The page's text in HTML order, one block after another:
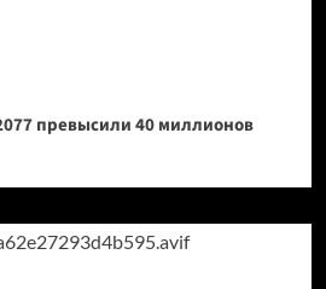
превысили 40 миллионов